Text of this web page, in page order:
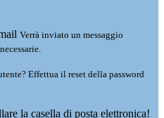
Verrà inviato un messaggio
Effettua il reset della password
la casella di posta elettronica!